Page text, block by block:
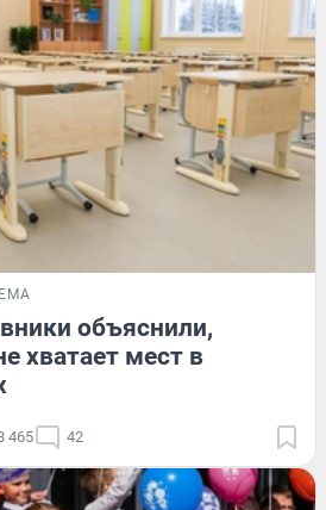
объяснили,
хватает мест в
465 42